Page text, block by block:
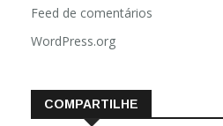
Feed de comentários
WordPress.org
COMPARTILHE